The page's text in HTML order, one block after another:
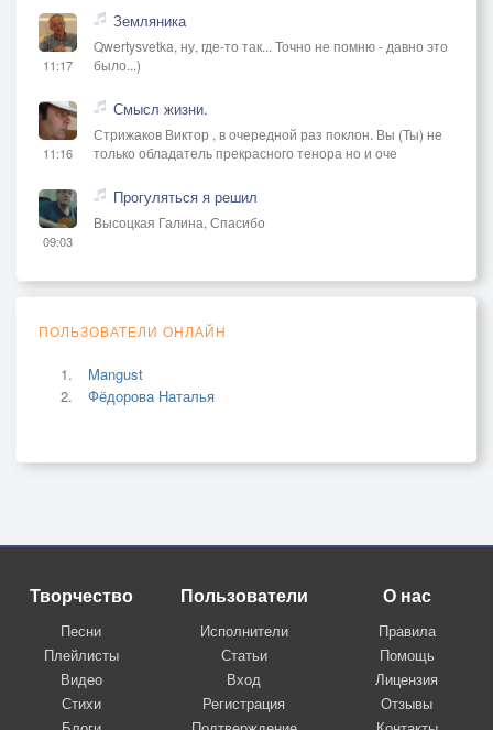
11:17
Земляника
Qwertysvetka, ну, где-то так... Точно не помню - давно это
было...)
11:16
Смысл жизни.
Стрижаков Виктор , в очередной раз поклон. Вы (Ты) не
только обладатель прекрасного тенора но и оче
09:03
Прогуляться я решил
Высоцкая Галина, Спасибо
ПОЛЬЗОВАТЕЛИ ОНЛАЙН
Mangust
Фёдорова Наталья
Творчество
Песни
Плейлисты
Видео
Стихи
Пользователи
Исполнители
Статьи
Вход
Регистрация
О нас
Правила
Помощь
Лицензия
Отзывы